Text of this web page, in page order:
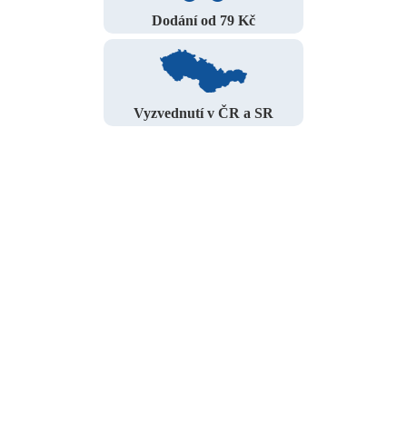
Dodání od 79 Kč
Vyzvednutí v ČR a SR